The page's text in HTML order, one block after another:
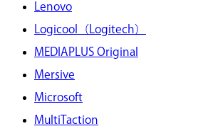
Lenovo
Logicool（Logitech）
MEDIAPLUS Original
Mersive
Microsoft
MultiTaction